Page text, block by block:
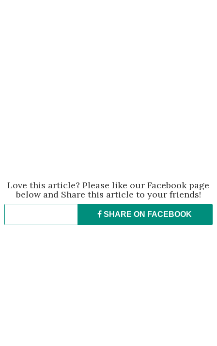
Love this article? Please like our Facebook page
below and Share this article to your friends!
SHARE ON FACEBOOK